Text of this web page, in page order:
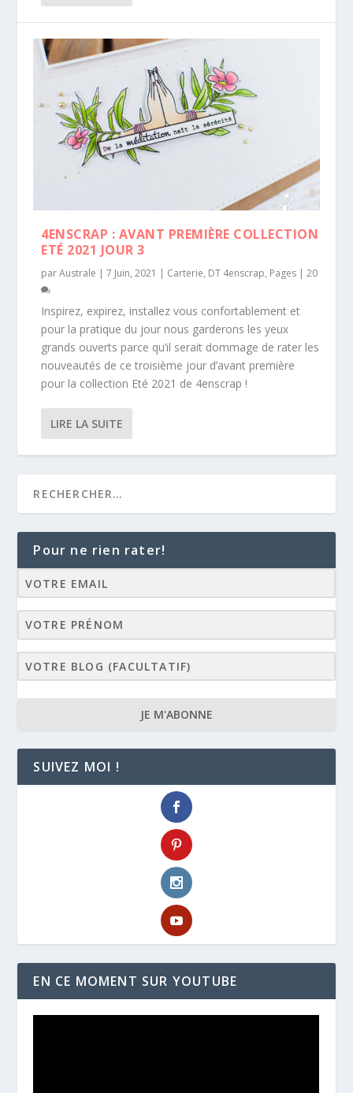
4ENSCRAP : AVANT PREMIÈRE COLLECTION
ETÉ 2021 JOUR 3
parAustrale |7 Juin, 2021 | Carterie, DT 4enscrap, Pages |20
Inspirez, expirez, installez vous confortablement et
pour la pratique du jour nous garderons les yeux
grands ouverts parce qu’il serait dommage de rater les
nouveautés de ce troisième jour d’avant première
pour la collection Eté 2021 de 4enscrap !
LIRE LA SUITE
Pour ne rien rater!
JE M'ABONNE
SUIVEZ MOI !
EN CE MOMENT SUR YOUTUBE